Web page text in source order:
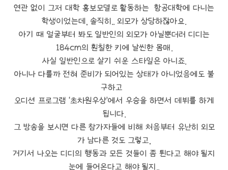
연관 없이 그저 대학 홍보모델로 활동하는 항공대학에 다니는
학생이었는데, 솔직히.. 외모가 상당하잖아요.
아기 때 얼굴부터 봐도 일반인의 외모가 아닐뿐더러 디디는
184cm의 훤칠한 키에 날씬한 몸매.
사실 일반인으로 살기 쉬운 스타일은 아니죠.
아니나 다를까 전혀 준비가 되어있는 상태가 아니었음에도 불
구하고
오디션 프로그램 ‘초차원우상’에서 우승을 하면서 데뷔를 하게
됩니다.
그 방송을 보시면 다른 참가자들에 비해 처음부터 유난히 외모
가 남다른 것도 그렇고,
거기서 나오는 디디의 행동과 모든 것들이 좀 튄다고 해야 될지
눈에 들어온다고 해야 될지..